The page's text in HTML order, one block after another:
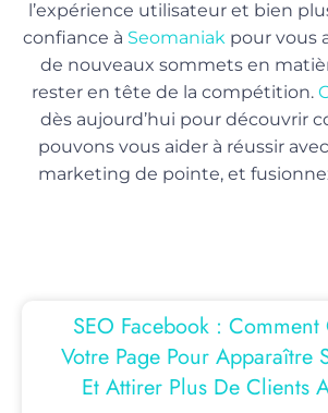
l’expérience utilisateur et bien
confiance à Seomaniak pour vous
de nouveaux sommets en
rester en tête de la compétition.
dès aujourd’hui pour découvrir
pouvons vous aider à réussir
marketing de pointe, et
SEO Facebook :
Votre Page Pour Apparaître
Et Attirer Plus De Clients